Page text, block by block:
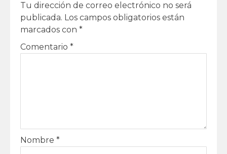
Tu dirección de correo electrónico no será
publicada. Los campos obligatorios están
marcados con *
Comentario *
Nombre *